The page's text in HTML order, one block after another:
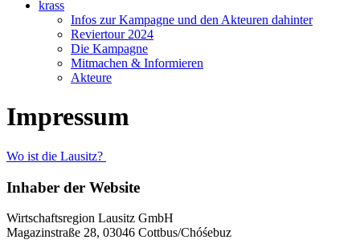
krass
Infos zur Kampagne und den Akteuren dahinter
Reviertour 2024
Die Kampagne
Mitmachen & Informieren
Akteure
Impressum
Wo ist die Lausitz?
Inhaber der Website
Wirtschaftsregion Lausitz GmbH
Magazinstraße 28, 03046 Cottbus/Chóśebuz